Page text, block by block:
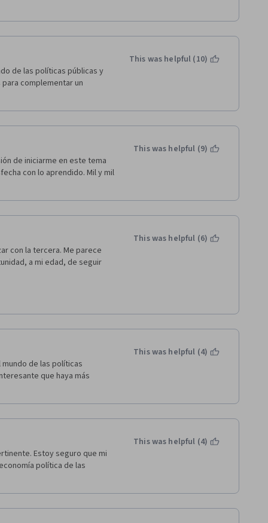
de las políticas públicas y
complementar un
This was helpful (10)
de iniciarme en este tema
con lo aprendido. Mil y mil
This was helpful (9)
con la tercera. Me parece
a mi edad, de seguir
This was helpful (6)
de las políticas
que haya más
This was helpful (4)
Estoy seguro que mi
política de las
This was helpful (4)